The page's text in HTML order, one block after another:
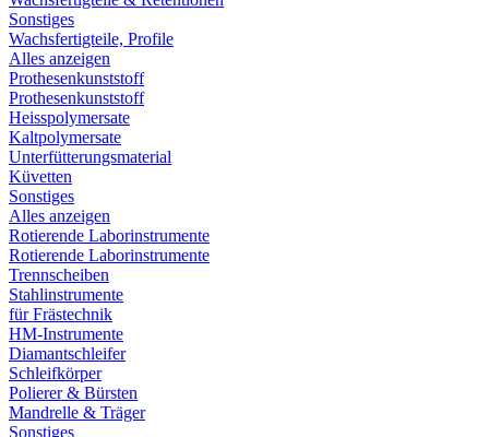
Sonstiges
Wachsfertigteile, Profile
Alles anzeigen
Prothesenkunststoff
Prothesenkunststoff
Heisspolymersate
Kaltpolymersate
Unterfütterungsmaterial
Küvetten
Sonstiges
Alles anzeigen
Rotierende Laborinstrumente
Rotierende Laborinstrumente
Trennscheiben
Stahlinstrumente
für Frästechnik
HM-Instrumente
Diamantschleifer
Schleifkörper
Polierer & Bürsten
Mandrelle & Träger
Sonstiges